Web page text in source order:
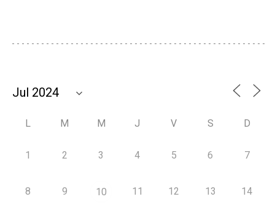
L M M J V S D
1 2 3 4 5 6 7
8 9 10 11 12 13 14